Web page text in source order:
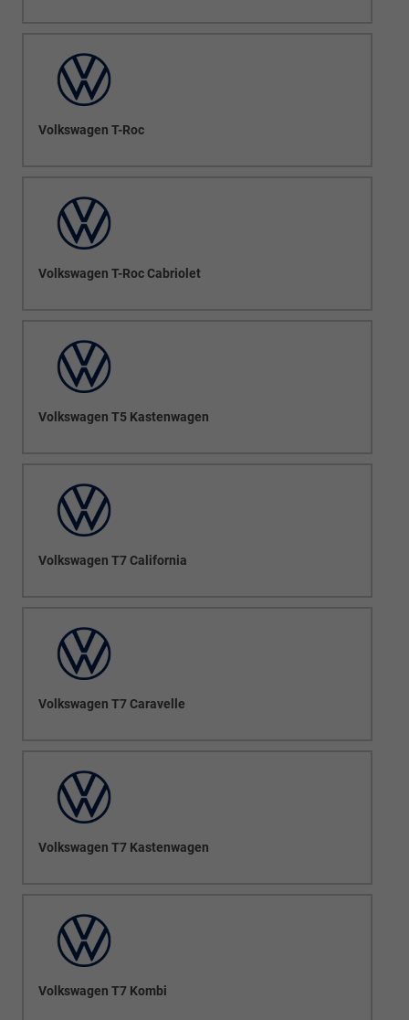
Volkswagen T-Roc
Volkswagen T-Roc Cabriolet
Volkswagen T5 Kastenwagen
Volkswagen T7 California
Volkswagen T7 Caravelle
Volkswagen T7 Kastenwagen
Volkswagen T7 Kombi